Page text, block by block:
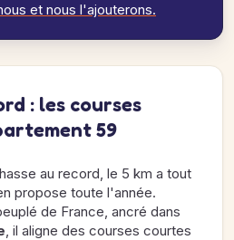
et nous l'ajouterons.
: les courses
59
au record, le 5 km a tout
propose toute l'année.
de France, ancré dans
, il aligne des courses courtes